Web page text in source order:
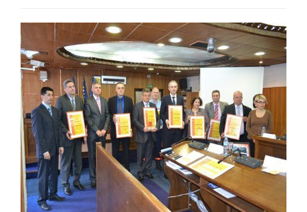
ЈАВНИ ПОЗИВ ЗА ПРИЈАВУ
НЕПРОПИСНОГ ОДЛАГАЊА ОТПАДА УЗ
ДОДЈЕЛУ ФИНАНСИЈСКЕ НАГРАДЕ